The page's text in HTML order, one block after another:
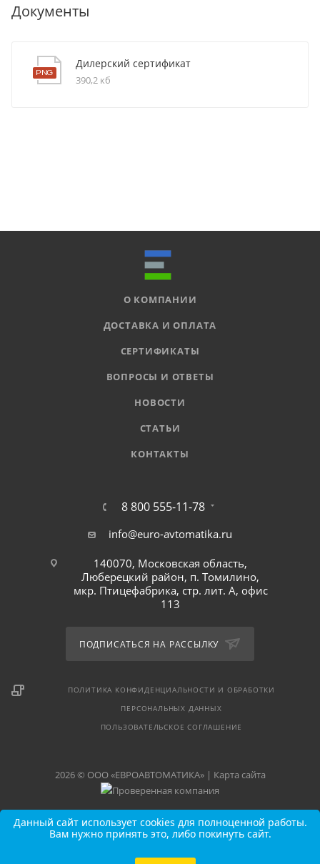
Документы
Дилерский сертификат
390,2 кб
О КОМПАНИИ
ДОСТАВКА И ОПЛАТА
СЕРТИФИКАТЫ
ВОПРОСЫ И ОТВЕТЫ
НОВОСТИ
СТАТЬИ
КОНТАКТЫ
8 800 555-11-78
info@euro-avtomatika.ru
140070, Московская область,
Люберецкий район, п. Томилино,
мкр. Птицефабрика, стр. лит. А, офис
113
ПОДПИСАТЬСЯ НА РАССЫЛКУ
ПОЛИТИКА КОНФИДЕНЦИАЛЬНОСТИ И ОБРАБОТКИ
ПЕРСОНАЛЬНЫХ ДАННЫХ
ПОЛЬЗОВАТЕЛЬСКОЕ СОГЛАШЕНИЕ
2026 © ООО «ЕВРОАВТОМАТИКА» | Карта сайта
Данный сайт использует cookies для полноценной работы.
Вам нужно принять это, либо покинуть сайт.